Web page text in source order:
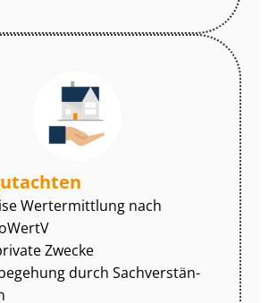
Wertermittlung nach
Zwecke
durch Sach­ver­stän­